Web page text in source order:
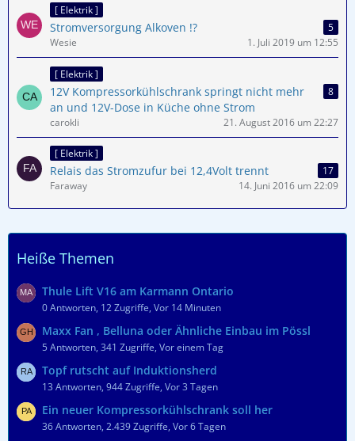
[ Elektrik ]
Stromversorgung Alkoven !?
5
Wesie
1. Juli 2019 um 12:55
[ Elektrik ]
12V Kompressorkühlschrank springt nicht mehr
an und 12V-Dose in Küche ohne Strom
8
carokli 21. August 2016 um 22:27
[ Elektrik ]
Relais das Stromzufur bei 12,4Volt trennt
17
Faraway
14. Juni 2016 um 22:09
Heiße Themen
Thule Lift V16 am Karmann Ontario
0 Antworten, 12 Zugriffe, Vor 14 Minuten
Maxx Fan , Belluna oder Ähnliche Einbau im Pössl
5 Antworten, 341 Zugriffe, Vor einem Tag
Topf rutscht auf Induktionsherd
13 Antworten, 944 Zugriffe, Vor 3 Tagen
Ein neuer Kompressorkühlschrank soll her
36 Antworten, 2.439 Zugriffe, Vor 6 Tagen